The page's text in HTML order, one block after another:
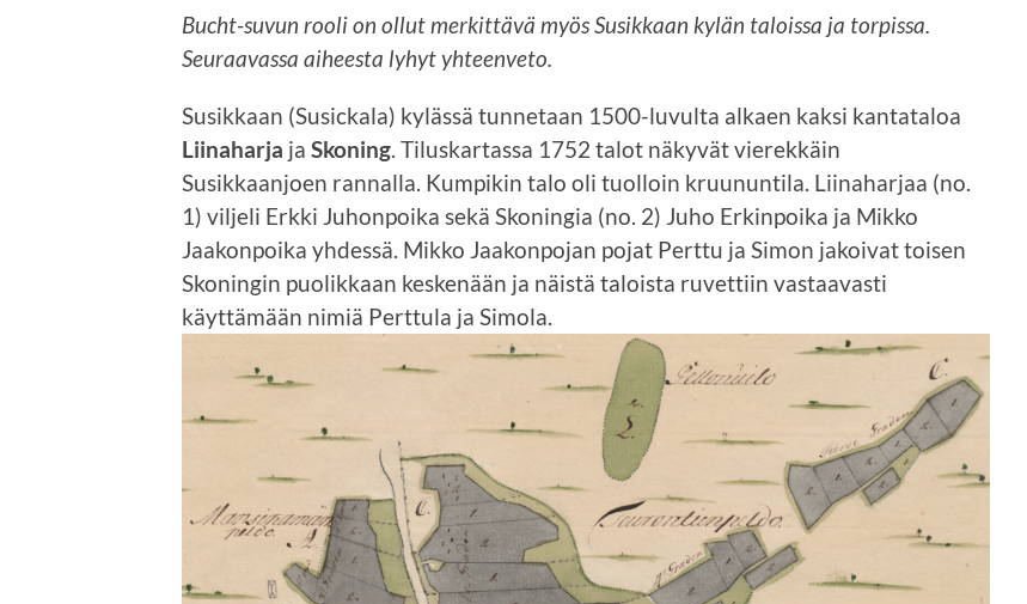
Bucht-suvun rooli on ollut merkittävä myös Susikkaan kylän taloissa ja torpissa.
Seuraavassa aiheesta lyhyt yhteenveto.
Susikkaan (Susickala) kylässä tunnetaan 1500-luvulta alkaen kaksi kantataloa
Liinaharja ja Skoning. Tiluskartassa 1752 talot näkyvät vierekkäin
Susikkaanjoen rannalla. Kumpikin talo oli tuolloin kruununtila. Liinaharjaa (no.
1) viljeli Erkki Juhonpoika sekä Skoningia (no. 2) Juho Erkinpoika ja Mikko
Jaakonpoika yhdessä. Mikko Jaakonpojan pojat Perttu ja Simon jakoivat toisen
Skoningin puolikkaan keskenään ja näistä taloista ruvettiin vastaavasti
käyttämään nimiä Perttula ja Simola.